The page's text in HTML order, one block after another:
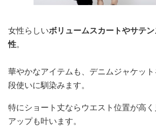
女性らしいボリュームスカートやサテ
性。
華やかなアイテムも、デニムジャケッ
段使いに馴染みます。
特にショート丈ならウエスト位置が高
アップも叶います。